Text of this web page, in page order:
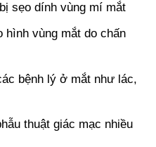
sẹo dính vùng mí mắt
hình vùng mắt do chấn
bệnh lý ở mắt như lác,
thuật giác mạc nhiều